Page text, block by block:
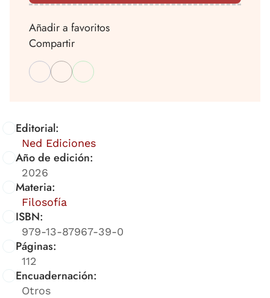
Editorial:
Ned Ediciones
Año de edición:
2026
Materia:
Filosofía
ISBN:
979-13-87967-39-0
Páginas:
112
Encuadernación:
Otros
Añadir a favoritos
Compartir